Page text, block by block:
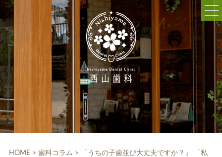
052-703-5225
9:30～12:30/14:00～18:30
休診日:木曜、日曜、祝日
WEB予約
HOME > 歯科コラム >
「うちの子歯並び大丈夫ですか？」 「私